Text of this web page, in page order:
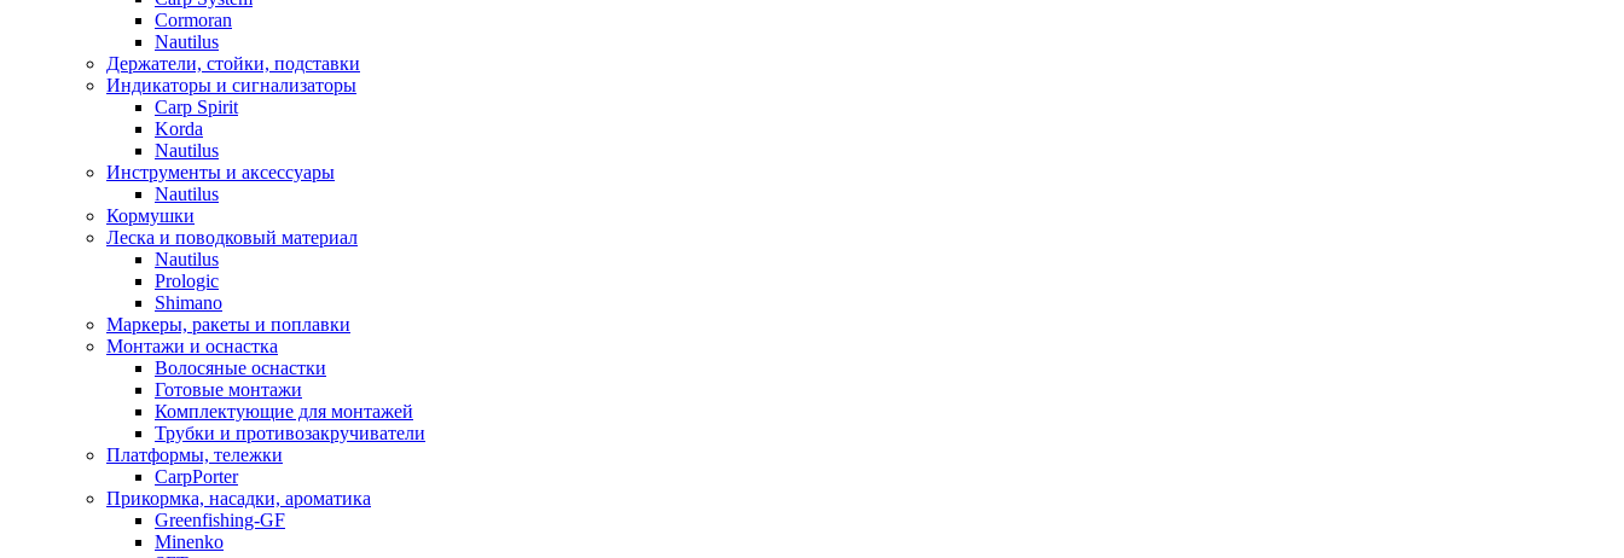
Cormoran
Nautilus
Держатели, стойки, подставки
Индикаторы и сигнализаторы
Carp Spirit
Korda
Nautilus
Инструменты и аксессуары
Nautilus
Кормушки
Леска и поводковый материал
Nautilus
Prologic
Shimano
Маркеры, ракеты и поплавки
Монтажи и оснастка
Волосяные оснастки
Готовые монтажи
Комплектующие для монтажей
Трубки и противозакручиватели
Платформы, тележки
CarpPorter
Прикормка, насадки, ароматика
Greenfishing-GF
Minenko